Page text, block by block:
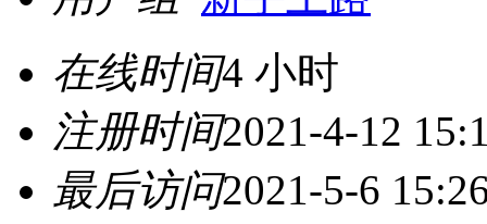
在线时间4 小时
注册时间2021-4-12
最后访问2021-5-6